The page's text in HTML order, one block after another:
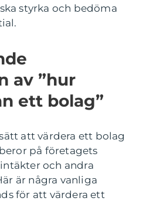
styrka och bedöma
av ”hur
ett bolag”
att värdera ett bolag
på företagets
och andra
är några vanliga
för att värdera ett